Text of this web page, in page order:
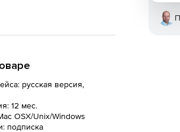
русская версия,
12 мес.
OSX/Unix/Windows
подписка